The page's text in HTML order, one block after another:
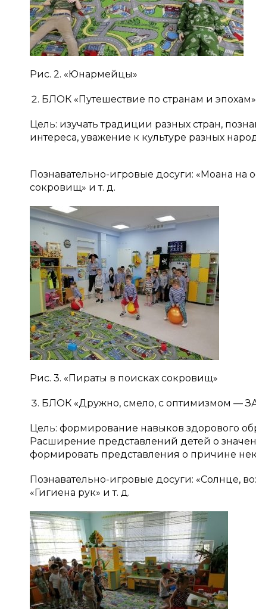
Рис. 2. «Юнармейцы»
БЛОК «Путешествие по странам и
Цель: изучать традиции разных стран,
интереса, уважение к культуре разных
Познавательно-игровые досуги: «Моана на
сокровищ» и т. д.
Рис. 3. «Пираты в поисках сокровищ»
БЛОК «Дружно, смело, с оптимизмом
Цель: формирование навыков здорового
Расширение представлений детей о
формировать представления о причине
Познавательно-игровые досуги: «Солнце,
«Гигиена рук» и т. д.